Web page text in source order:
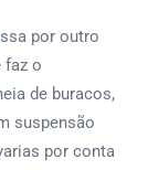
por outro
faz o
de buracos,
suspensão
por conta